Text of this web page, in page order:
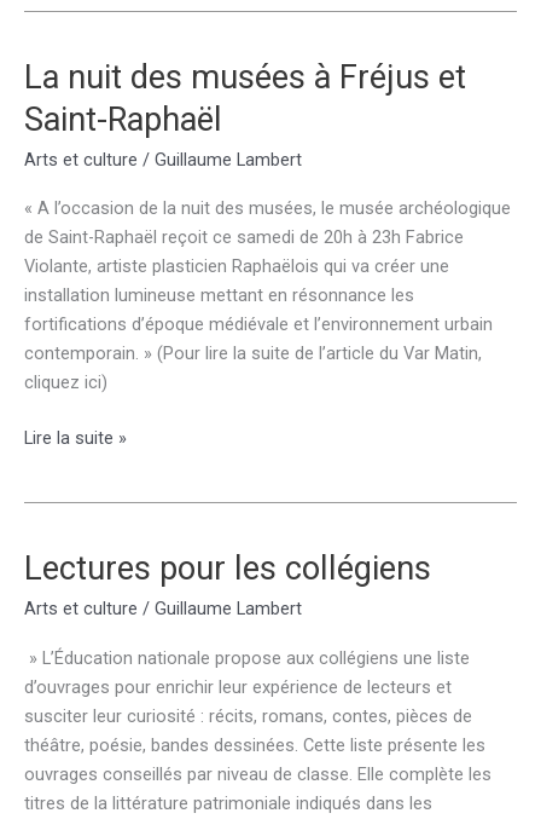
La nuit des musées à Fréjus et
Saint-Raphaël
Arts et culture / Guillaume Lambert
« A l’occasion de la nuit des musées, le musée archéologique
de Saint-Raphaël reçoit ce samedi de 20h à 23h Fabrice
Violante, artiste plasticien Raphaëlois qui va créer une
installation lumineuse mettant en résonnance les
fortifications d’époque médiévale et l’environnement urbain
contemporain. » (Pour lire la suite de l’article du Var Matin,
cliquez ici)
La
à
Fréjus
et
Raphaël
Lire la suite »
Lectures pour les collégiens
Arts et culture / Guillaume Lambert
» L’Éducation nationale propose aux collégiens une liste
d’ouvrages pour enrichir leur expérience de lecteurs et
susciter leur curiosité : récits, romans, contes, pièces de
théâtre, poésie, bandes dessinées. Cette liste présente les
ouvrages conseillés par niveau de classe. Elle complète les
titres de la littérature patrimoniale indiqués dans les